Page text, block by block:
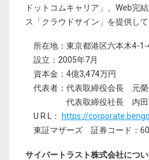
ドットコムキャリア」、Web完
ス「クラウドサイン」を提供して
所在地：東京都港区六本木4-1-
設立：2005年7月
資本金：4億3,474万円
代表者：代表取締役会長 元榮
代表取締役社長 内田
U R L：
https://
東証マザーズ 証券コード：
サイバートラスト株式会社につ